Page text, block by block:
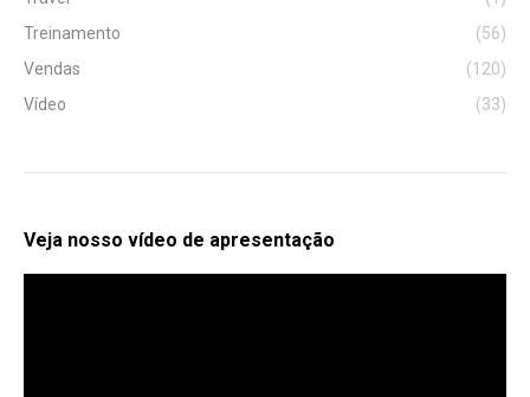
Treinamento
(56)
Vendas
(120)
Vídeo
(33)
Veja nosso vídeo de apresentação